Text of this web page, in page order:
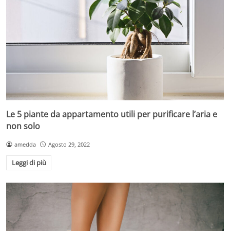
Le 5 piante da appartamento utili per purificare l’aria e
non solo
amedda Agosto 29, 2022
Leggi di più